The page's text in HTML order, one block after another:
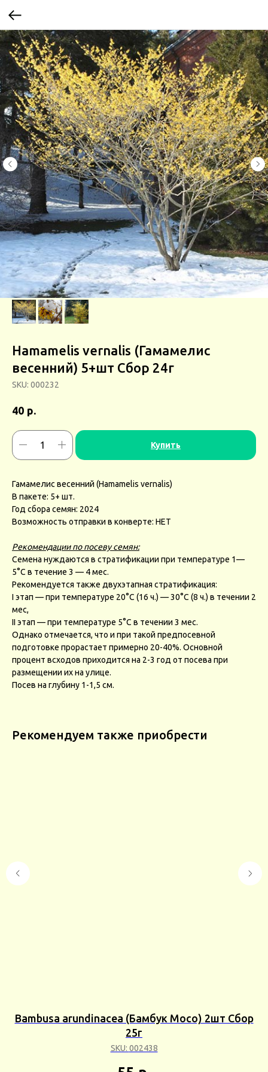
Hamamelis vernalis (Гамамелис
весенний) 5+шт Сбор 24г
SKU: 000232
40 р.
Купить
Гамамелис весенний (Hamamelis vernalis)
В пакете: 5+ шт.
Год сбора семян: 2024
Возможность отправки в конверте: НЕТ
Рекомендации по посеву семян:
Семена нуждаются в стратификации при температуре 1—
5°С в течение 3 — 4 мес.
Рекомендуется также двухэтапная стратификация:
I этап — при температуре 20°С (16 ч.) — 30°С (8 ч.) в течении 2
мес,
II этап — при температуре 5°С в течении 3 мес.
Однако отмечается, что и при такой предпосевной
подготовке прорастает примерно 20-40%. Основной
процент всходов приходится на 2-3 год от посева при
размещении их на улице.
Посев на глубину 1-1,5 см.
Рекомендуем также приобрести
Bambusa arundinacea (Бамбук Мосо) 2шт Сбор
25г
SKU: 002438